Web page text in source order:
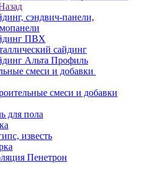
сэндвич-панели,
ПВХ
сайдинг
Альта Профиль
смеси и добавки
смеси и добавки
для пола
известь
Пенетрон